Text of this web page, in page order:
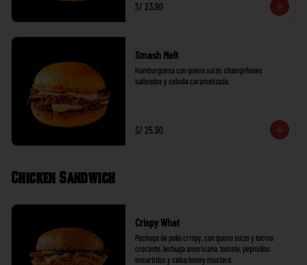
S/ 23.90
Smash Melt
Hamburguesa con queso suizo, champiñones
salteados y cebolla caramelizada.
S/ 25.90
Chicken Sandwich
Crispy What
Pechuga de pollo crispy, con queso suizo y tocino
crocante, lechuga americana, tomate, pepinillos
encurtidos y salsa honey mustard.